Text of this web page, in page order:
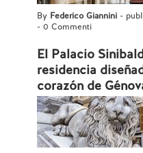
By Federico Giannini -
-0 Commenti
El Palacio
residencia
corazón de